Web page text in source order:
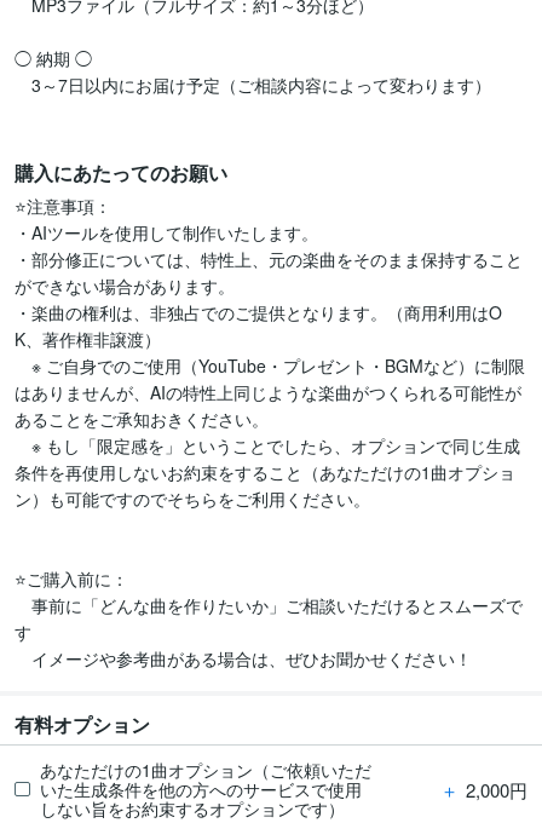
MP3ファイル（フルサイズ：約1～3分ほど）
◯ 納期 ◯
3～7日以内にお届け予定（ご相談内容によって変わります）
購入にあたってのお願い
⭐️注意事項：
・AIツールを使用して制作いたします。
・部分修正については、特性上、元の楽曲をそのまま保持すること
ができない場合があります。
・楽曲の権利は、非独占でのご提供となります。（商用利用はO
K、著作権非譲渡）
※ ご自身でのご使用（YouTube・プレゼント・BGMなど）に制限
はありませんが、AIの特性上同じような楽曲がつくられる可能性が
あることをご承知おきください。
※ もし「限定感を」ということでしたら、オプションで同じ生成
条件を再使用しないお約束をすること（あなただけの1曲オプショ
ン）も可能ですのでそちらをご利用ください。
⭐️ご購入前に：
事前に「どんな曲を作りたいか」ご相談いただけるとスムーズで
す
イメージや参考曲がある場合は、ぜひお聞かせください！
有料オプション
あなただけの1曲オプション（ご依頼いただ
いた生成条件を他の方へのサービスで使用
しない旨をお約束するオプションです）
＋ 2,000円